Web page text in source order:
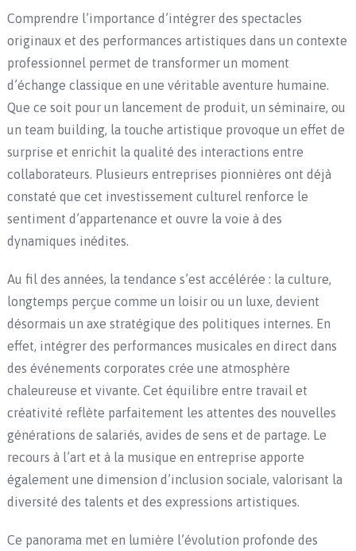
Comprendre l’importance d’intégrer des spectacles
originaux et des performances artistiques dans un contexte
professionnel permet de transformer un moment
d’échange classique en une véritable aventure humaine.
Que ce soit pour un lancement de produit, un séminaire, ou
un team building, la touche artistique provoque un effet de
surprise et enrichit la qualité des interactions entre
collaborateurs. Plusieurs entreprises pionnières ont déjà
constaté que cet investissement culturel renforce le
sentiment d’appartenance et ouvre la voie à des
dynamiques inédites.
Au fil des années, la tendance s’est accélérée : la culture,
longtemps perçue comme un loisir ou un luxe, devient
désormais un axe stratégique des politiques internes. En
effet, intégrer des performances musicales en direct dans
des événements corporates crée une atmosphère
chaleureuse et vivante. Cet équilibre entre travail et
créativité reflète parfaitement les attentes des nouvelles
générations de salariés, avides de sens et de partage. Le
recours à l’art et à la musique en entreprise apporte
également une dimension d’inclusion sociale, valorisant la
diversité des talents et des expressions artistiques.
Ce panorama met en lumière l’évolution profonde des